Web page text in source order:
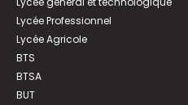
Lycée Professionnel
Lycée Agricole
BTS
BTSA
BUT